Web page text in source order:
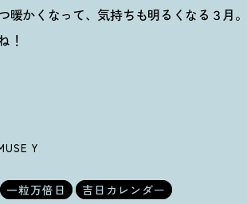
暖かくなって、気持ちも明るくなる３月
！
Y
一粒万倍日 吉日カレンダー